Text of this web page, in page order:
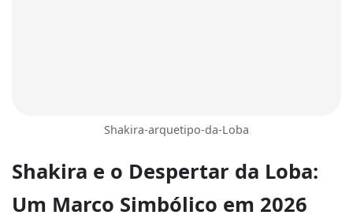
Shakira-arquetipo-da-Loba
Shakira e o Despertar da Loba:
Um Marco Simbólico em 2026